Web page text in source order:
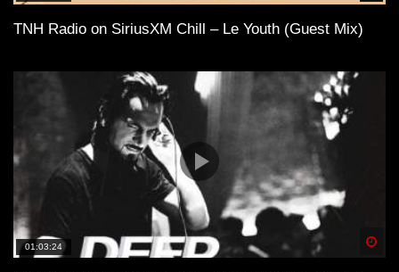
TNH Radio on SiriusXM Chill – Le Youth (Guest Mix)
01:03:24